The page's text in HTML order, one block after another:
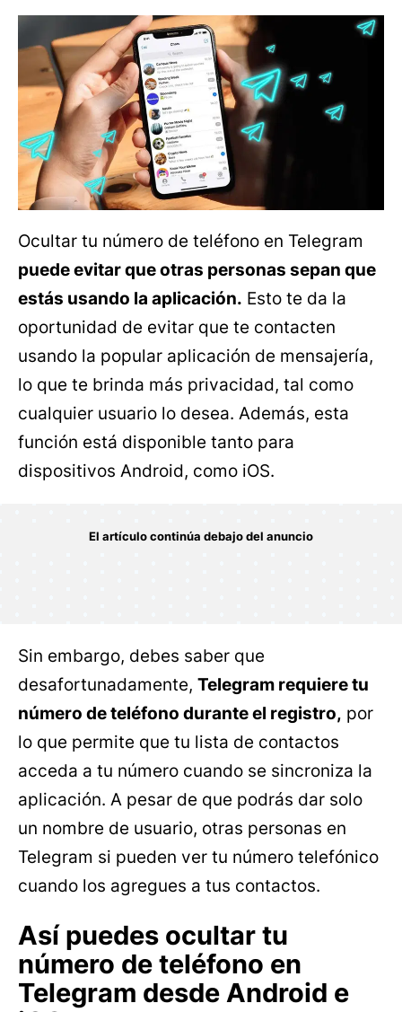
Ocultar tu número de teléfono en Telegram
puede evitar que otras personas sepan que
estás usando la aplicación. Esto te da la
oportunidad de evitar que te contacten
usando la popular aplicación de mensajería,
lo que te brinda más privacidad, tal como
cualquier usuario lo desea. Además, esta
función está disponible tanto para
dispositivos Android, como iOS.
Sin embargo, debes saber que
desafortunadamente, Telegram requiere tu
número de teléfono durante el registro, por
lo que permite que tu lista de contactos
acceda a tu número cuando se sincroniza la
aplicación. A pesar de que podrás dar solo
un nombre de usuario, otras personas en
Telegram si pueden ver tu número telefónico
cuando los agregues a tus contactos.
Así puedes ocultar tu
número de teléfono en
Telegram desde Android e